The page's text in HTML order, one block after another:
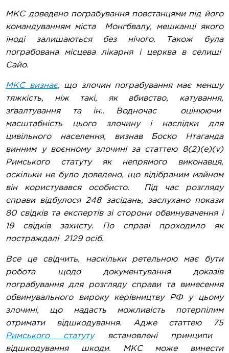
МКС доведено пограбування повстанцями під його
командуванням міста Монгбвалу, мешканці якого
іноді залишаються без нічого. Також була
пограбована місцева лікарня і церква в селищі
Сайо.
МКС визнає, що злочин пограбування має меншу
тяжкість, ніж такі, як вбивство, катування,
зґвалтування та ін.. Водночас оцінюючи
масштабність цього злочину і наслідки для
цивільного населення, визнав Боско Нтаганда
винним у воєнному злочині за статтею 8(2)(e)(v)
Римського статуту як непрямого виконавця,
оскільки не було доведено, що відібраним майном
він користувався особисто. Під час розгляду
справи відбулося 248 засідань, заслухано покази
80 свідків та експертів зі сторони обвинувачення і
19 свідків захисту. По справі проходило як
постраждалі 2129 осіб.
Все це свідчить, наскільки ретельною має бути
робота щодо документування доказів
пограбування для розгляду справи та винесення
обвинувального вироку керівництву РФ у цьому
злочині, що надасть можливість потерпілим
отримати відшкодування. Адже статтею 75
Римського статутувстановлені принципи
відшкодування шкоди. МКС може винести